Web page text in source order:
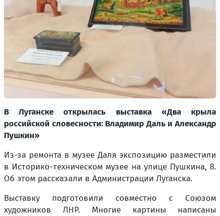
В Луганске открылась выставка «Два крыла
российской словесности: Владимир Даль и Александр
Пушкин»
Из-за ремонта в музее Даля экспозицию разместили
в Историко-техническом музее на улице Пушкина, 8.
Об этом рассказали в Администрации Луганска.
Выставку подготовили совместно с Союзом
художников ЛНР. Многие картины написаны